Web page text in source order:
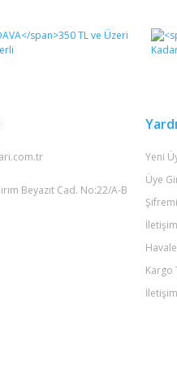
için teşekkür ederiz.
benzer farklı alternatifler olmalı.
Beyazıt Cad. No:22/A-B
Yeni
Üye
Kargo
İletişim